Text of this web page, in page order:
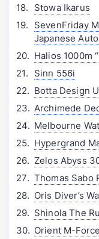
Stowa Ikarus
SevenFriday
Japanese
Halios 1000m
Sinn 556i
Botta Design
Archimede
Melbourne
Hypergrand
Zelos Abyss
Thomas Sabo
Oris Diver’s
Shinola The
Orient M-